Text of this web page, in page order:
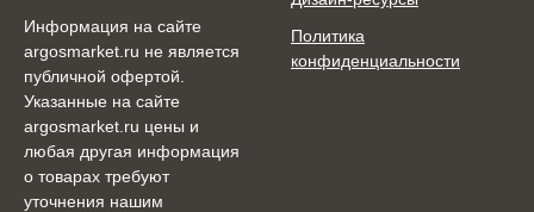
Информация на сайте
argosmarket.ru не является
публичной офертой.
Указанные на сайте
argosmarket.ru цены и
любая другая информация
о товарах требуют
уточнения нашим
Политика
конфиденциальности